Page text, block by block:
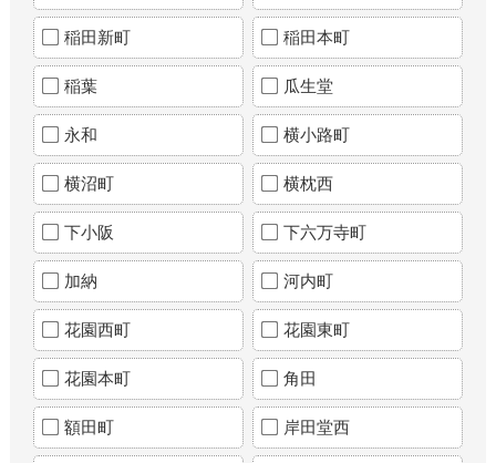
稲田新町 稲田本町
稲葉 瓜生堂
永和 横小路町
横沼町 横枕西
下小阪 下六万寺町
加納 河内町
花園西町 花園東町
花園本町 角田
額田町 岸田堂西